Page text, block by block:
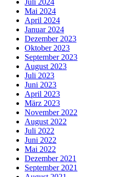
Mai 2024
April 2024
Januar 2024
Dezember 2023
Oktober 2023
September 2023
August 2023
Juli 2023
Juni 2023
April 2023
März 2023
November 2022
August 2022
Juli 2022
Juni 2022
Mai 2022
Dezember 2021
September 2021